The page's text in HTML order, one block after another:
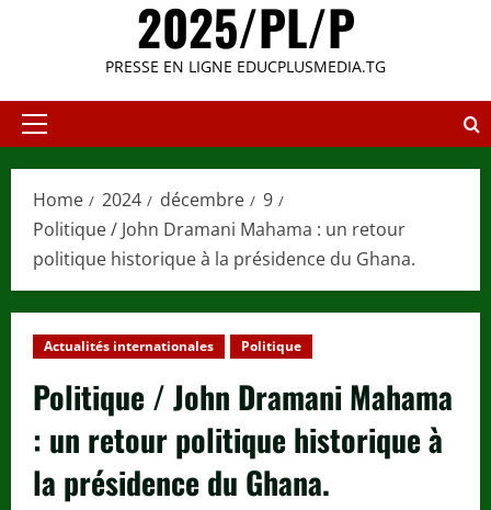
2025/PL/P
PRESSE EN LIGNE EDUCPLUSMEDIA.TG
Primary
Home 2024 décembre
9
Politique / John Dramani Mahama : un retour
politique historique à la présidence du Ghana.
Actualités internationales Politique
Politique / John Dramani Mahama
: un retour politique historique à
la présidence du Ghana.